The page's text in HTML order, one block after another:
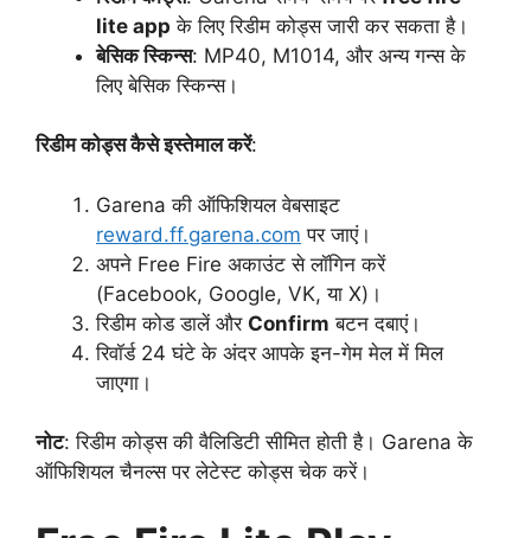
lite app के लिए रिडीम कोड्स जारी कर सकता है।
बेसिक स्किन्स: MP40, M1014, और अन्य गन्स के
लिए बेसिक स्किन्स।
रिडीम कोड्स कैसे इस्तेमाल करें:
Garena की ऑफिशियल वेबसाइट
reward.ff.garena.com पर जाएं।
अपने Free Fire अकाउंट से लॉगिन करें
(Facebook, Google, VK, या X)।
रिडीम कोड डालें और Confirm बटन दबाएं।
रिवॉर्ड 24 घंटे के अंदर आपके इन-गेम मेल में मिल
जाएगा।
नोट: रिडीम कोड्स की वैलिडिटी सीमित होती है। Garena के
ऑफिशियल चैनल्स पर लेटेस्ट कोड्स चेक करें।